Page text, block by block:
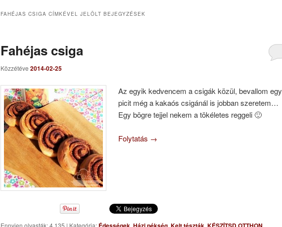
FAHÉJAS CSIGA CÍMKÉVEL JELÖLT BEJEGYZÉSEK
Fahéjas csiga
Közzétéve 2014-02-25
Az egyik kedvencem a csigák közül, bevallom egy
picit még a kakaós csigánál is jobban szeretem…
Egy bögre tejjel nekem a tökéletes reggeli 🙂
Folytatás →
Ennyien olvasták: 4 135 | Kategória: , , , ,